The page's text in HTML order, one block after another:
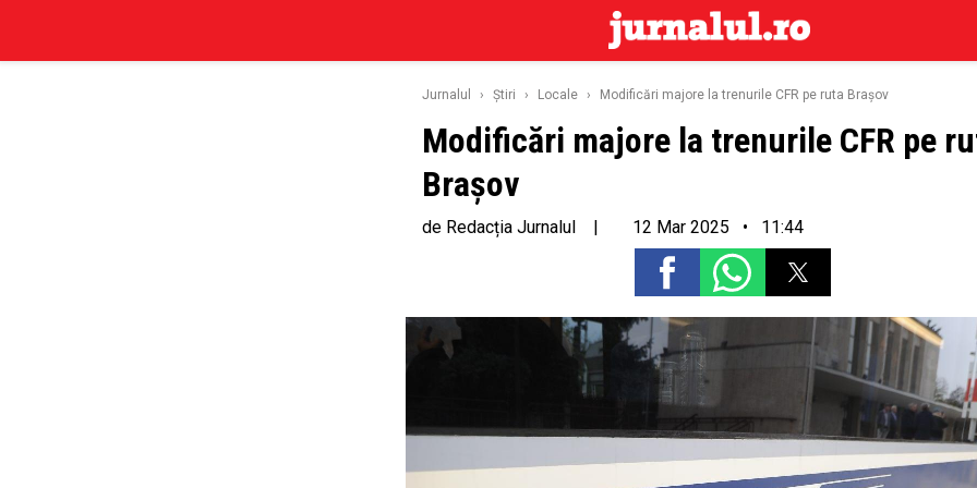
Jurnalul › Ştiri › Locale › Modificări majore la trenurile CFR pe ruta Brașov
Modificări majore la trenurile CFR pe
Brașov
de Redacția Jurnalul | 12 Mar 2025 • 11:44